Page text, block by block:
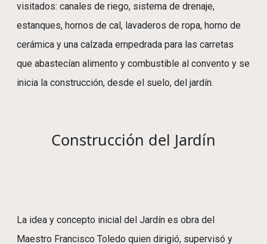
visitados: canales de riego, sistema de drenaje,
estanques, hornos de cal, lavaderos de ropa, horno de
cerámica y una calzada empedrada para las carretas
que abastecían alimento y combustible al convento y se
inicia la construcción, desde el suelo, del jardín.
Construcción del Jardín
La idea y concepto inicial del Jardín es obra del
Maestro Francisco Toledo quien dirigió, supervisó y